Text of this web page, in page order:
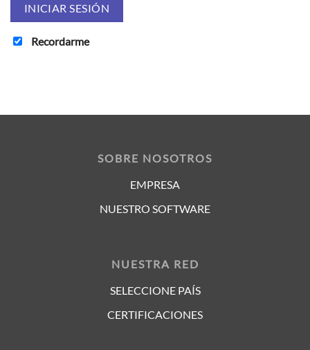
Recordarme
SOBRE NOSOTROS
EMPRESA
NUESTRO SOFTWARE
NUESTRA RED
SELECCIONE PAÍS
CERTIFICACIONES